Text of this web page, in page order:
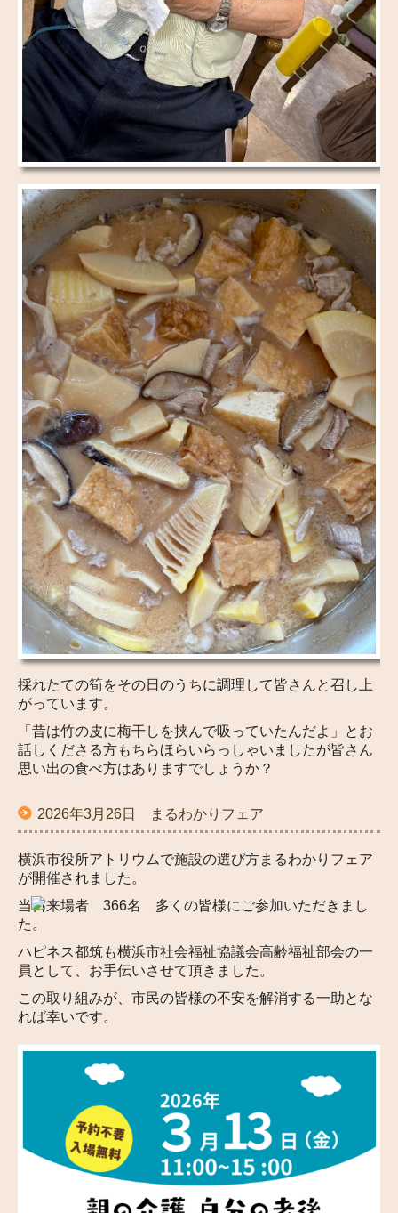
採れたての筍をその日のうちに調理して皆さんと召し上
がっています。
「昔は竹の皮に梅干しを挟んで吸っていたんだよ」とお
話しくださる方もちらほらいらっしゃいましたが皆さん
思い出の食べ方はありますでしょうか？
2026年3月26日 まるわかりフェア
横浜市役所アトリウムで施設の選び方まるわかりフェア
が開催されました。
当日来場者 366名 多くの皆様にご参加いただきまし
た。
ハピネス都筑も横浜市社会福祉協議会高齢福祉部会の一
員として、お手伝いさせて頂きました。
この取り組みが、市民の皆様の不安を解消する一助とな
れば幸いです。